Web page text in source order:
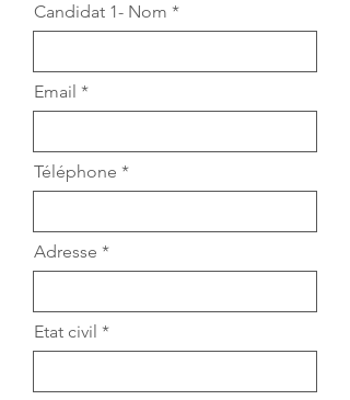
Candidat 1- Nom
Email
Téléphone
Adresse
Etat civil